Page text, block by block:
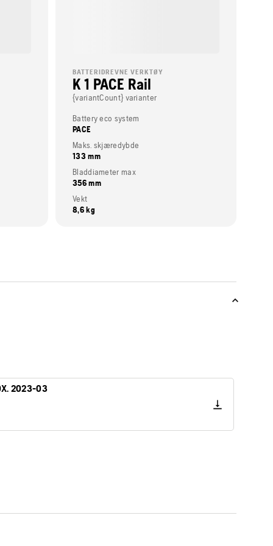
BATTERIDREVNE VERKTØY
K 1 PACE Rail
{variantCount} varianter
Battery eco system
PACE
Maks. skjæredybde
133 mm
Bladdiameter max
356 mm
Vekt
8,6 kg
2023-03